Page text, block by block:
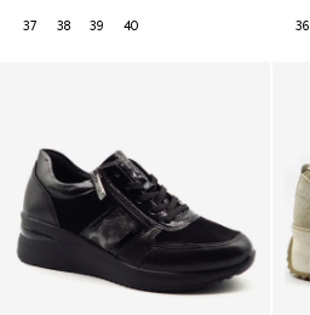
37 38 39 40 36